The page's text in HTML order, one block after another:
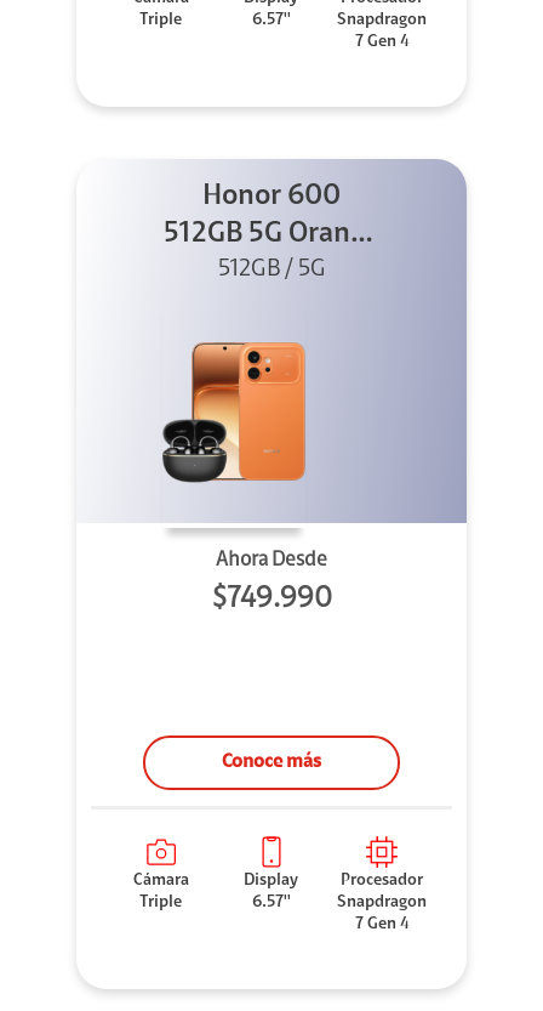
Triple
6.57''
Snapdragon
7 Gen 4
Honor 600
512GB 5G Orange
+ Clip 2
512GB / 5G
Ahora Desde
$749.990
Conoce más
Cámara
Triple
Display
6.57''
Procesador
Snapdragon
7 Gen 4